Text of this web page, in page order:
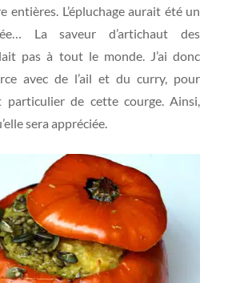
entières. L’épluchage aurait été un
La saveur d’artichaut des
pas à tout le monde. J’ai donc
avec de l’ail et du curry, pour
particulier de cette courge. Ainsi,
sera appréciée.